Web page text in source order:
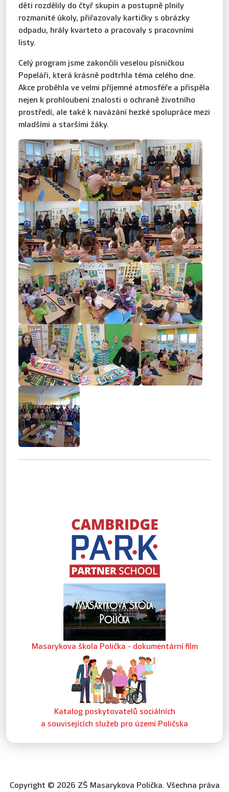
děti rozdělily do čtyř skupin a postupně plnily
rozmanité úkoly, přiřazovaly kartičky s obrázky
odpadu, hrály kvarteto a pracovaly s pracovními
listy.
Celý program jsme zakončili veselou písničkou
Popeláři, která krásně podtrhla téma celého dne.
Akce proběhla ve velmi příjemné atmosféře a přispěla
nejen k prohloubení znalosti o ochraně životního
prostředí, ale také k navázání hezké spolupráce mezi
mladšími a staršími žáky.
Masarykova škola Polička - dokumentární film
Katalog poskytovatelů sociálních
a souvisejících služeb pro území Poličska
Copyright © 2026 ZŠ Masarykova Polička. Všechna práva